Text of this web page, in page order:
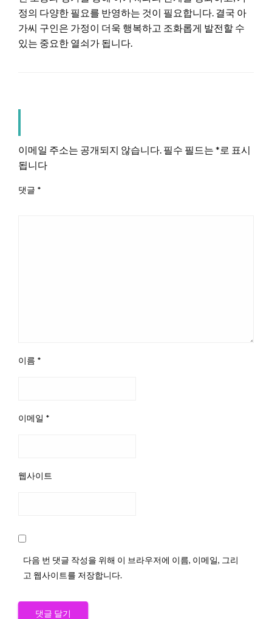
정의 다양한 필요를 반영하는 것이 필요합니다. 결국 아
가씨 구인은 가정이 더욱 행복하고 조화롭게 발전할 수
있는 중요한 열쇠가 됩니다.
이메일 주소는 공개되지 않습니다. 필수 필드는 *로 표시
됩니다
댓글 *
이름 *
이메일 *
웹사이트
다음 번 댓글 작성을 위해 이 브라우저에 이름, 이메일, 그리
고 웹사이트를 저장합니다.